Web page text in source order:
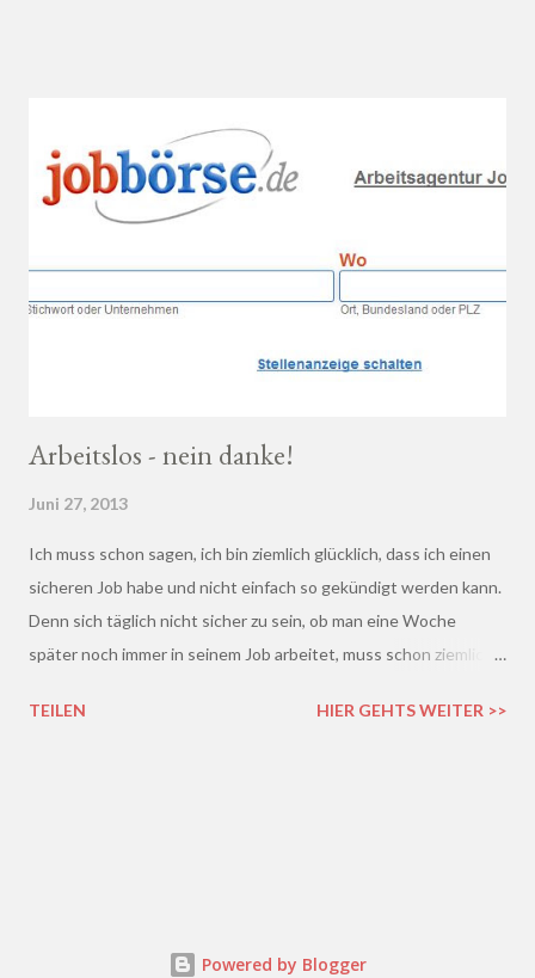
Arbeitslos - nein danke!
Juni 27, 2013
Ich muss schon sagen, ich bin ziemlich glücklich, dass ich einen
sicheren Job habe und nicht einfach so gekündigt werden kann.
Denn sich täglich nicht sicher zu sein, ob man eine Woche
später noch immer in seinem Job arbeitet, muss schon ziemlich
derzeitigen Situation kommt es ja leider gar nicht so wenig vor,
TEILEN HIER GEHTS WEITER >>
Powered by Blogger